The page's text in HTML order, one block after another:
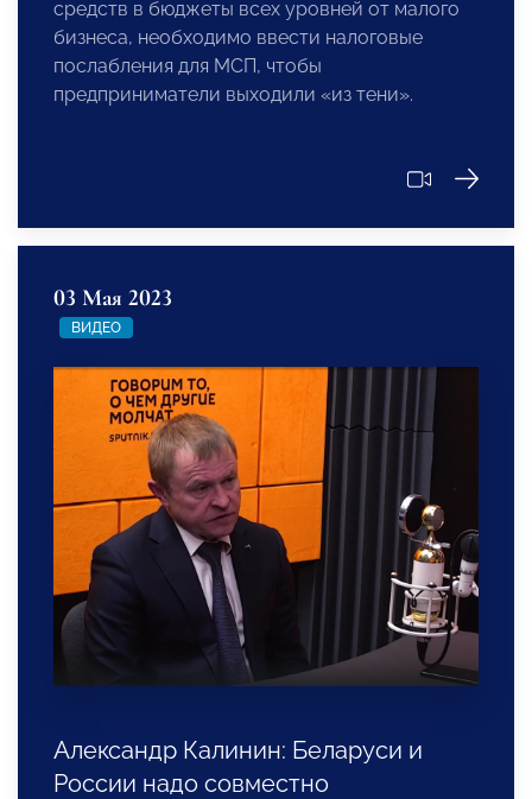
средств в бюджеты всех уровней от малого
бизнеса, необходимо ввести налоговые
послабления для МСП, чтобы
предприниматели выходили «из тени».
03 Мая 2023
ВИДЕО
Александр Калинин: Беларуси и
России надо совместно